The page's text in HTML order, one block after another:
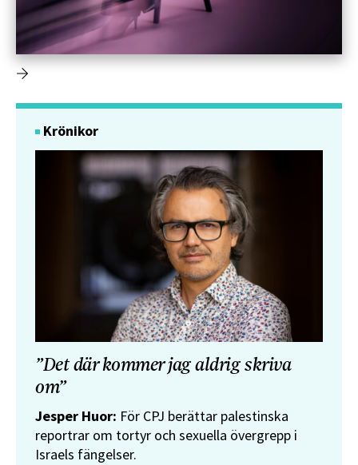
Krönikor
”Det där kommer jag aldrig skriva
om”
Jesper Huor: För CPJ berättar palestinska
reportrar om tortyr och sexuella övergrepp i
Israels fängelser.